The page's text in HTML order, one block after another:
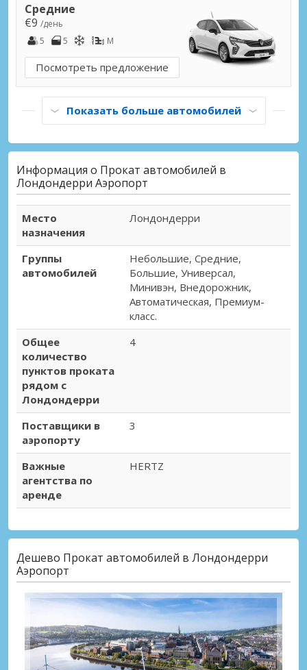
Средние
€9 /день
5
5 M
Посмотреть предложение
Показать больше автомобилей
Информация о Прокат автомобилей в
Лондондерри Аэропорт
Место
назначения
Лондондерри
Группы
автомобилей
Небольшие, Средние,
Большие, Универсал,
Минивэн, Внедорожник,
Автоматическая, Премиум-
класс.
Общее
количество
пунктов проката
рядом с
Лондондерри
4
Поставщики в
аэропорту
3
Важные
агентства по
аренде
HERTZ
Дешево Прокат автомобилей в Лондондерри
Аэропорт